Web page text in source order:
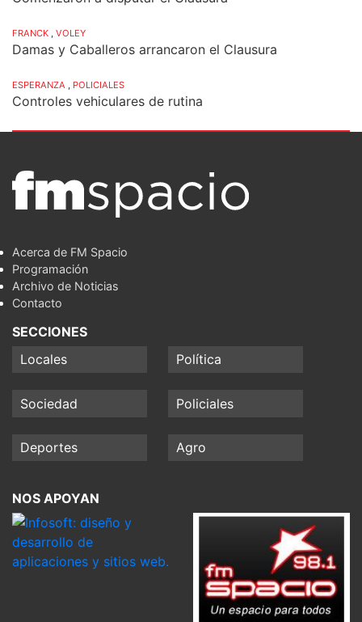
FRANCK VOLEY
Damas y Caballeros arrancaron el Clausura
ESPERANZA POLICIALES
Controles vehiculares de rutina
Acerca de FM Spacio
Programación
Archivo de Noticias
Contacto
SECCIONES
Locales
Política
Sociedad Policiales
Deportes Agro
NOS APOYAN